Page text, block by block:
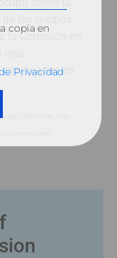
la Comisión en
en
copia en
Privacidad